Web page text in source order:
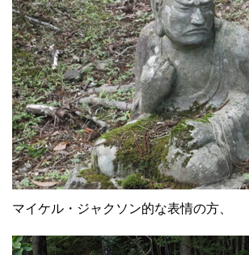
マイケル・ジャクソン的な表情の方、